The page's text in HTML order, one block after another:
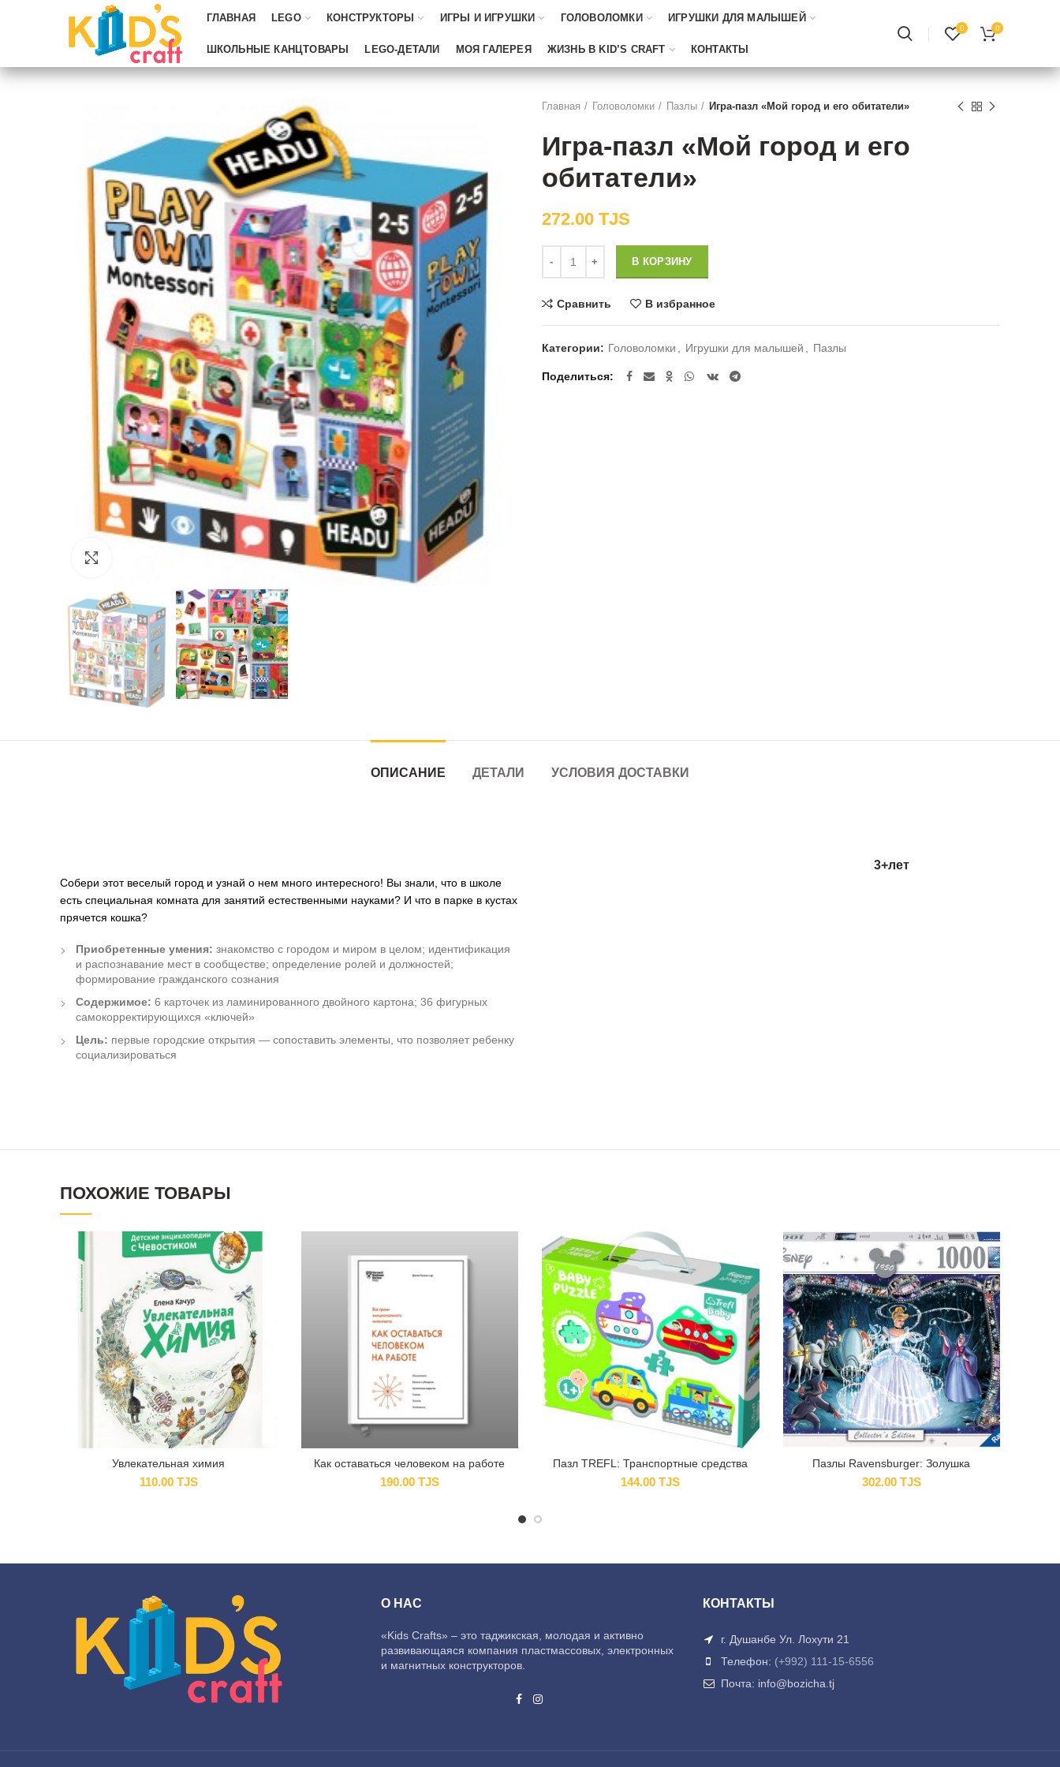
ГЛАВНАЯ LEGO КОНСТРУКТОРЫ ИГРЫ И ИГРУШКИ ГОЛОВОЛОМКИ ИГРУШКИ ДЛЯ МАЛЫШЕЙ
ШКОЛЬНЫЕ КАНЦТОВАРЫ LEGO-ДЕТАЛИ МОЯ ГАЛЕРЕЯ ЖИЗНЬ В KID’S CRAFT КОНТАКТЫ
0 0
Нажмите, чтобы увеличить
Главная Головоломки Пазлы Игра-пазл «Мой город и его обитатели»
Игра-пазл «Мой город и его
обитатели»
272.00 TJS
В КОРЗИНУ
Сравнить В избранное
Категории: Головоломки Игрушки для малышей Пазлы
Поделиться
ОПИСАНИЕ ДЕТАЛИ УСЛОВИЯ ДОСТАВКИ
Собери этот веселый город и узнай о нем много интересного! Вы знали, что в школе
есть специальная комната для занятий естественными науками? И что в парке в кустах
прячется кошка?
Приобретенные умения: знакомство с городом и миром в целом; идентификация
и распознавание мест в сообществе; определение ролей и должностей;
формирование гражданского сознания
Содержимое: 6 карточек из ламинированного двойного картона; 36 фигурных
самокорректирующихся «ключей»
Цель: первые городские открытия — сопоставить элементы, что позволяет ребенку
социализироваться
3+лет
ПОХОЖИЕ ТОВАРЫ
Увлекательная химия
110.00 TJS
Как оставаться человеком на работе
190.00 TJS
Пазл TREFL: Транспортные средства
144.00TJS
Пазлы Ravensburger: Золушка
302.00 TJS
О НАС
«Kids Crafts» – это таджикская, молодая и активно
развивающаяся компания пластмассовых, электронных
и магнитных конструкторов.
КОНТАКТЫ
г. Душанбе Ул. Лохути 21
Телефон: (+992) 111-15-6556
Почта: info@bozicha.tj